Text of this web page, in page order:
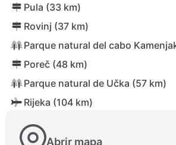
Pula (33 km)
Rovinj (37 km)
Parque natural del cabo
Poreč (48 km)
Parque natural de Učka (57 km)
Rijeka (104 km)
Abrir mapa